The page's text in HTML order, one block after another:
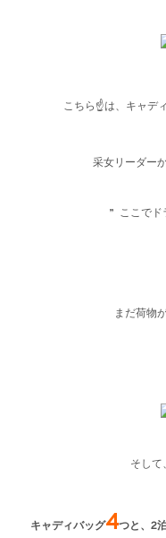
こちら☝は、キャデ
采女リーダー
” ここでド
まだ荷物
そして
キャディバッグ4つと、 2